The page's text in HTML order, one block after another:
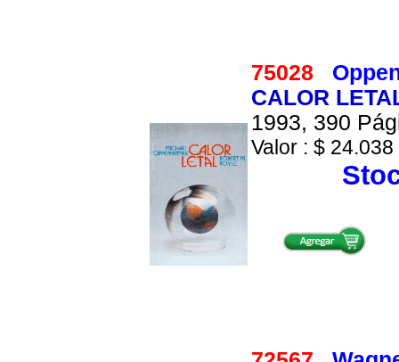
75028
CALOR
1993, 390
Valor : $